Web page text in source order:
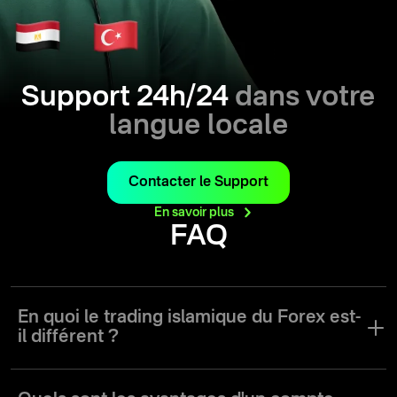
Support 24h/24 dans votre
langue locale
Contacter le Support
En savoirplus
FAQ
En quoi le trading islamique du Forex est-
il différent ?